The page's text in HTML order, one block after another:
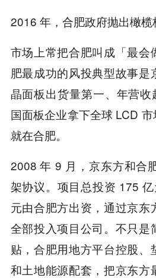
2016 年，合肥政府抛出橄榄
市场上常把合肥叫成「最会
肥最成功的风投典型故事
晶面板出货量第一、年营
国面板企业拿下全球 LCD 市
就在合肥。
2008 年 9 月，京东方和合
架协议。项目总投资 175
元由合肥方出资，通过京东
全部投入项目公司。不只是
贴，合肥用地方平台控股、
和土地能源配套，把京东方